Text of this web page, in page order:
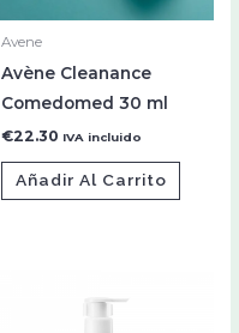
Avene
Avène Cleanance
Comedomed 30 ml
€22.30 IVA incluido
Añadir Al Carrito